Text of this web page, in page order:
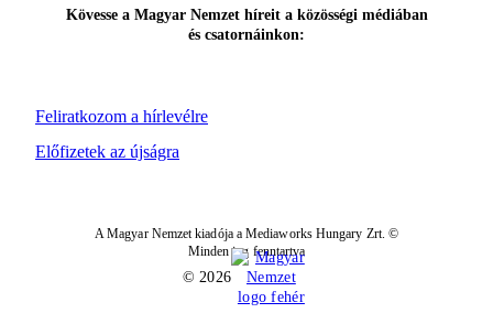
Feliratkozom a hírlevélre
Kövesse a Magyar Nemzet híreit a közösségi médiában
és csatornáinkon:
Előfizetek az újságra
A Magyar Nemzet kiadója a Mediaworks Hungary Zrt. ©
Minden jog fenntartva
© 2026